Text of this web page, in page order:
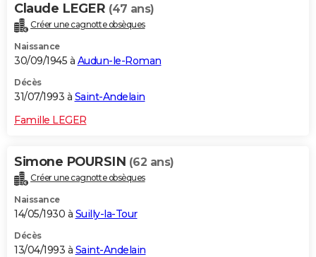
Claude LEGER (47 ans)
Créer une cagnotte obsèques
Naissance
30/09/1945 à Audun-le-Roman
Décès
31/07/1993 à Saint-Andelain
Famille LEGER
Simone POURSIN (62 ans)
Créer une cagnotte obsèques
Naissance
14/05/1930 à Suilly-la-Tour
Décès
13/04/1993 à Saint-Andelain